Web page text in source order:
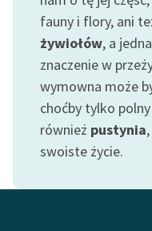
niepełnosprawnościami
Feministyczne inspiracje.
Popularyzacja
skandynawskiej literatury
feministycznej
Ręce pełne poezji
twórców przechodzących
fauny i flory, ani
żywiołów, a
znaczenie w
wymowna może
choćby tylko
również pustynia
swoiste życie.